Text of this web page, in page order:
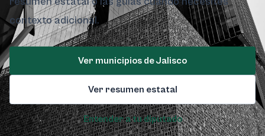
contexto adicional.
Ver municipios de Jalisco
Ver resumen estatal
Entender a tu diputado